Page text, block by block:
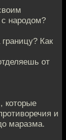
народом?
Как
от
которые
и
маразма.